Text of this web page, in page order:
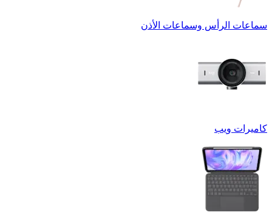
سماعات الرأس وسماعات الأذن
كاميرات ويب